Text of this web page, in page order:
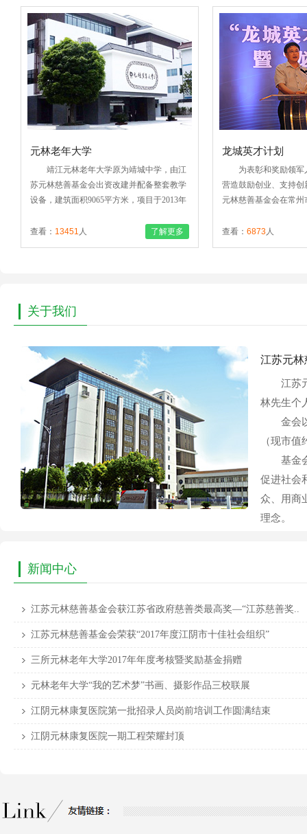
社会组织负责人任职前公示
社会组织负责人任职前公示 2021-04-23
社会组织负责人任职前公示 2021-02-25
社会组织负责人任职前公示 2021-02-25
热烈祝贺江苏元林慈善基金会网站正式上线！ 2015-01-28
元林老年大学
靖江元林老年大学原为靖城中学，由江
苏元林慈善基金会出资改建并配备整套教学
设备，建筑面积9065平方米，项目于2013年
投入使用..
查看： 13451 人 了解更多
龙城英才计划
为表彰和奖励领
营造鼓励创业、支持
元林慈善基金会在常州
于奖励领军人才中涌现
查看： 6873人
关于我们
江苏元林
江苏元
林先生个
金会以
（现市
基金会
促进社会
众、用商
理念。
新闻中心
江苏元林慈善基金会获江苏省政府慈善类最高奖—“江苏慈善奖..
江苏元林慈善基金会荣获“2017年度江阴市十佳社会组织”
三所元林老年大学2017年年度考核暨奖励基金捐赠
元林老年大学“我的艺术梦”书画、摄影作品三校联展
江阴元林康复医院第一批招录人员岗前培训工作圆满结束
江阴元林康复医院一期工程荣耀封顶